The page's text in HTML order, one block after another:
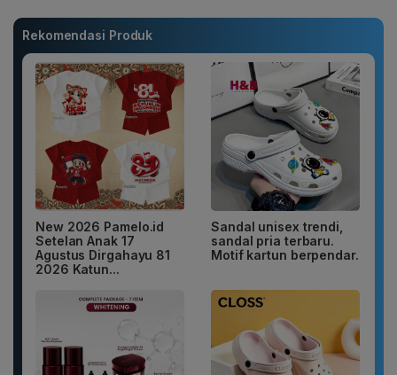
Rekomendasi Produk
New 2026 Pamelo.id
Setelan Anak 17
Agustus Dirgahayu 81
2026 Katun...
Sandal unisex trendi,
sandal pria terbaru.
Motif kartun berpendar.